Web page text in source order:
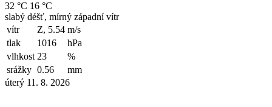
32 °C 16 °C
slabý déšť, mírný západní vítr
vítr
Z, 5.54 m/s
tlak
1016
hPa
vlhkost 23
%
srážky 0.56
mm
úterý 11. 8. 2026